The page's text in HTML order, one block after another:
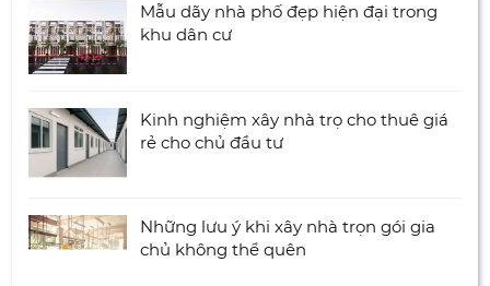
Mẫu dãy nhà phố đẹp hiện đại trong
khu dân cư
Kinh nghiệm xây nhà trọ cho thuê giá
rẻ cho chủ đầu tư
Những lưu ý khi xây nhà trọn gói gia
chủ không thể quên